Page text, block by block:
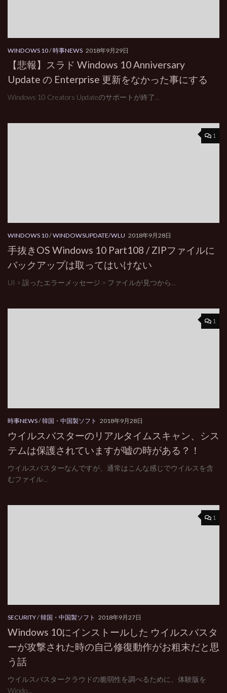
WINDOWS 10/時事NEWS 2018年9月29日
【悲報】スラド Windows 10 Anniversary
Update の Enterprise 更新をなかった事にする
Windows 10 Creators Updateのサポートが終了...
1
WINDOWS 10/WINDOWSUPDATE/WLU 2018年9月28日
手抜きOS Windows 10 Part108 / ZIPファイルに
バックアップは取ってはいけない
UI > 誤ったエラーメッセージ > ファイルが見つから...
1
時事NEWS/韓国・中国製ソフト 2018年9月28日
ウイルスバスターのリアルタイムスキャン、シス
テムは保護されていますが嘘の時がある？！
ウイルスバスターなんですが、通常はこんな感じでウイルスを含
むファイル...
1
SECURITY/韓国・中国製ソフト 2018年9月27日
Windows 10にインストールした ウイルスバスタ
ーが攻撃された時の自己修復動作がお粗末だと思
う話
ウイルスバスタークラウドの脆弱性を調べるために、体験版を
Windo...